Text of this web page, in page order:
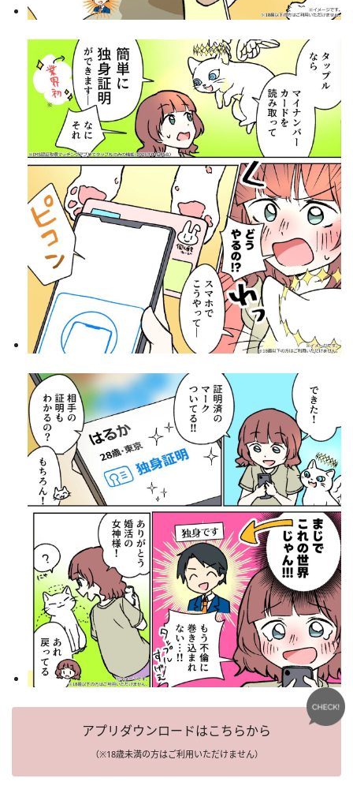
アプリダウンロードはこちらから
（※18歳未満の方はご利用いただけません）